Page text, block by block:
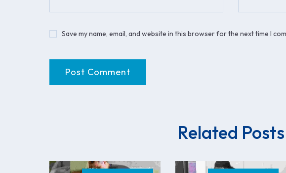
Save my name, email, and website in this browser for the next time I
Related Posts